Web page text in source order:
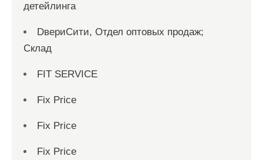
детейлинга
DвериСити, Отдел оптовых продаж;
Склад
FIT SERVICE
Fix Price
Fix Price
Fix Price